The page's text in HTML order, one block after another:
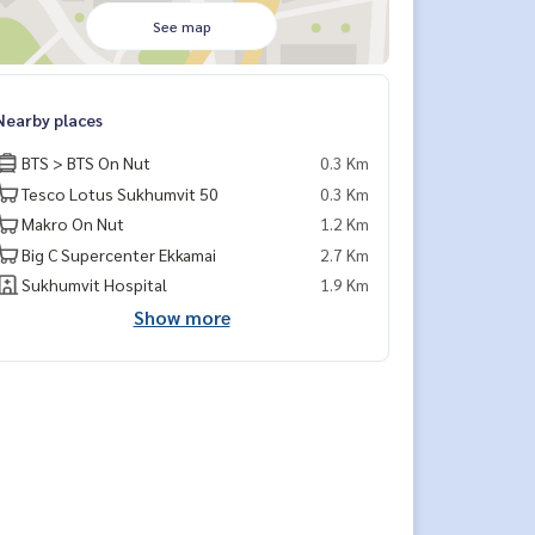
See map
places
BTS > BTS On Nut
0.3 Km
Tesco Lotus Sukhumvit 50
0.3 Km
Makro On Nut
1.2 Km
Big C Supercenter Ekkamai
2.7 Km
Sukhumvit Hospital
1.9 Km
Show more